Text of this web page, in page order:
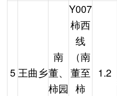
5 王曲乡
南
董、
柿园
Y007
柿西
线
（南
董至
柿
1.2